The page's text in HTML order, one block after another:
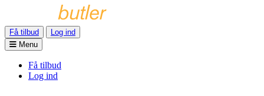
Få tilbud
Log ind
Menu
Få tilbud
Log ind